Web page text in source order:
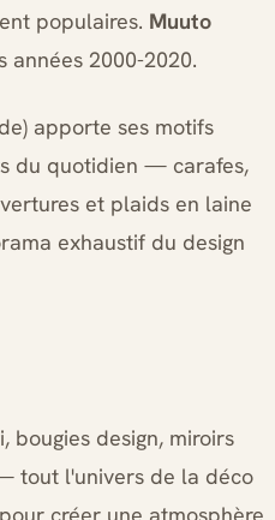
populaires. Muuto
2000-2020.
apporte ses motifs
du quotidien — carafes,
et plaids en laine
exhaustif du design
bougies design, miroirs
tout l'univers de la déco